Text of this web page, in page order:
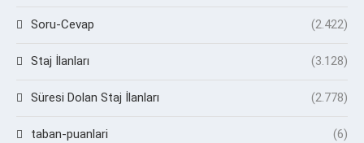
Soru-Cevap (2.422)
Staj İlanları (3.128)
Süresi Dolan Staj İlanları (2.778)
taban-puanlari (6)